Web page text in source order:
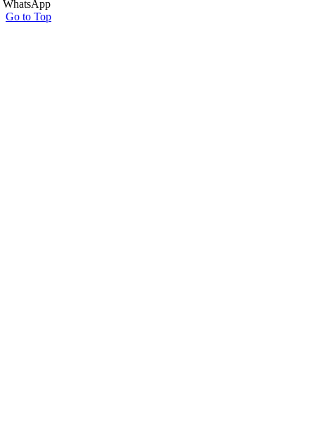
WhatsApp
Go to Top